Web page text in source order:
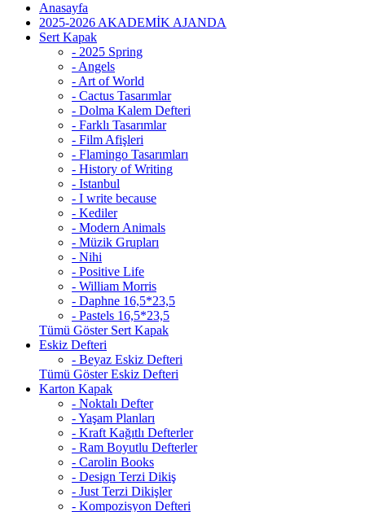
Anasayfa
2025-2026 AKADEMİK AJANDA
Sert Kapak
- 2025 Spring
- Angels
- Art of World
- Cactus Tasarımlar
- Dolma Kalem Defteri
- Farklı Tasarımlar
- Film Afişleri
- Flamingo Tasarımları
- History of Writing
- Istanbul
- I write because
- Kediler
- Modern Animals
- Müzik Grupları
- Nihi
- Positive Life
- William Morris
- Daphne 16,5*23,5
- Pastels 16,5*23,5
Tümü Göster Sert Kapak
Eskiz Defteri
- Beyaz Eskiz Defteri
Tümü Göster Eskiz Defteri
Karton Kapak
- Noktalı Defter
- Yaşam Planları
- Kraft Kağıtlı Defterler
- Ram Boyutlu Defterler
- Carolin Books
- Design Terzi Dikiş
- Just Terzi Dikişler
- Kompozisyon Defteri